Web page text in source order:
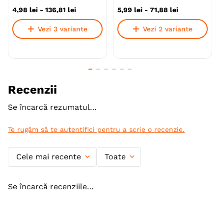
4,98 lei - 136,81 lei
Vezi 3 variante
5,99 lei - 71,88 lei
Vezi 2 variante
Recenzii
Se încarcă rezumatul…
Te rugăm să te autentifici pentru a scrie o recenzie.
Cele mai recente Toate
Se încarcă recenziile…